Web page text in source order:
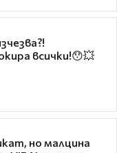
всички!😯💥
но малцина